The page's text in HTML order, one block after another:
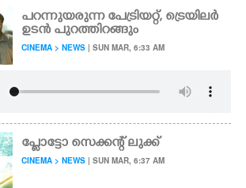
പറന്നുയരുന്ന പേട്രിയറ്റ്,​ ട്രെയിലർ
ഉടൻ ​പു​റ​ത്തി​റ​ങ്ങും
CINEMA > NEWS | SUN MAR, 6:33 AM
പ്ളോട്ടോ സെക്കന്റ് ലുക്ക്
CINEMA > NEWS | SUN MAR, 6:37 AM